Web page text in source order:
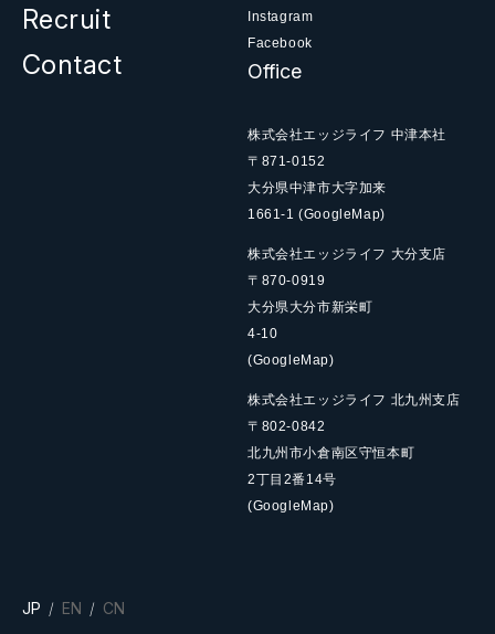
Recruit
Contact
Instagram
Facebook
Office
株式会社エッジライフ 中津本社
〒871-0152
大分県中津市大字加来
1661-1(GoogleMap)
株式会社エッジライフ 大分支店
〒870-0919
大分県大分市新栄町
4-10
(GoogleMap)
株式会社エッジライフ 北九州支店
〒802-0842
北九州市小倉南区守恒本町
2丁目2番14号
(GoogleMap)
JP EN CN